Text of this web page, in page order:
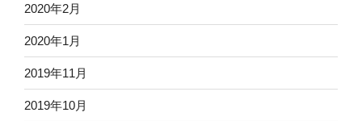
2020年2月
2020年1月
2019年11月
2019年10月